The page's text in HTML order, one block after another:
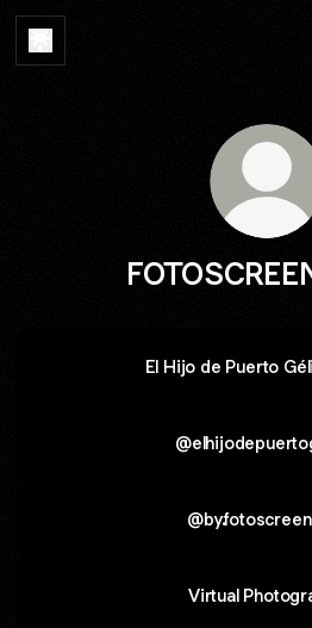
El Hijo de Puerto
Virtual